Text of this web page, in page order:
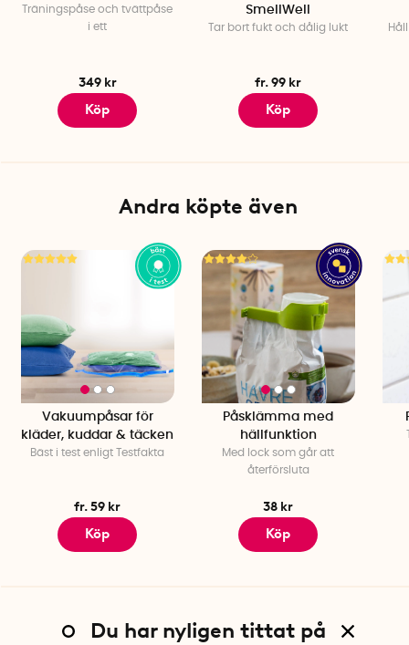
Träningspåse och tvättpåse
i ett
349 kr
Köp
SmellWell
Tar bort fukt och dålig lukt
fr. 99 kr
Köp
Andra köpte även
Vakuumpåsar för
kläder, kuddar & täcken
Bäst i test enligt Testfakta
fr. 59 kr
Köp
Påsklämma med
hällfunktion
Med lock som går att
återförsluta
38 kr
Köp
Du har nyligen tittat på